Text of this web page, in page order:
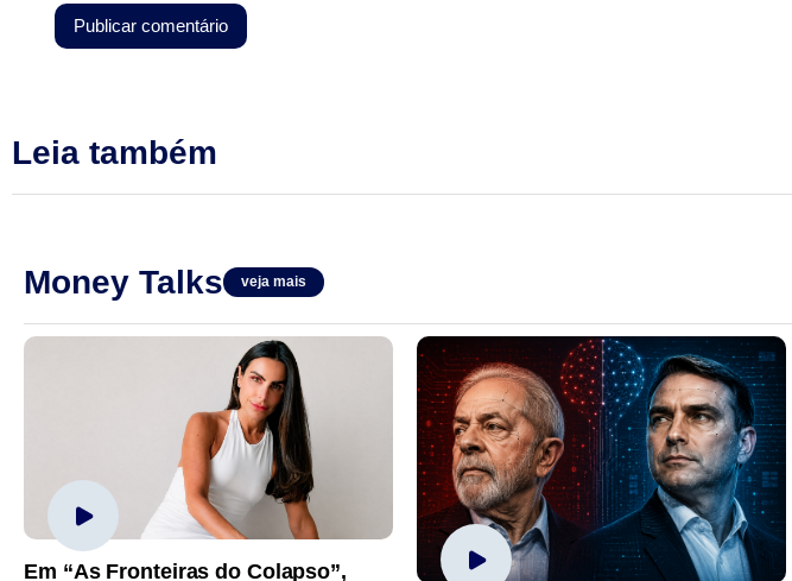
Leia também
Money Talks veja mais
Em “As Fronteiras do Colapso”,